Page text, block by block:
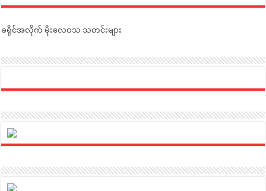
ခရိုင်အလိုက် မိုးလေဝသ သတင်းများ